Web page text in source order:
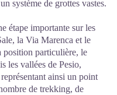
système de grottes vastes.
étape importante sur les
la Via Marenca et le
position particulière, le
les vallées de Pesio,
ainsi un point
de trekking, de